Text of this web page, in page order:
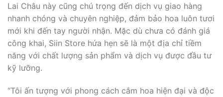
Lai Châu này cũng chú trọng đến dịch vụ giao hàng
nhanh chóng và chuyên nghiệp, đảm bảo hoa luôn tươi
mới khi đến tay người nhận. Mặc dù chưa có đánh giá
công khai, Siin Store hứa hẹn sẽ là một địa chỉ tiềm
năng với chất lượng sản phẩm và dịch vụ được đầu tư
kỹ lưỡng.
“Tôi ấn tượng với phong cách cắm hoa hiện đại và độc